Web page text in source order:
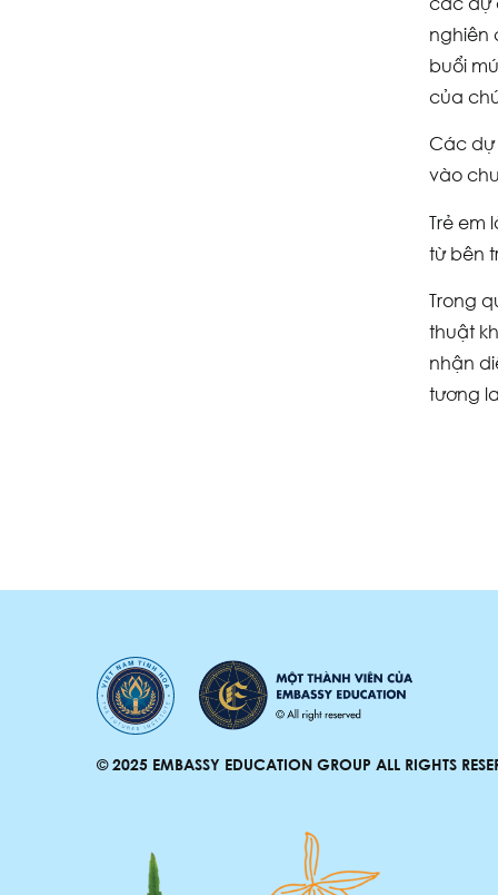
nghiên
buổi
của
Các dự
vào
Trẻ em
từ bên
Trong
thuật
nhận
tương
© 2025 EMBASSY EDUCATION GROUP ALL RIGHTS